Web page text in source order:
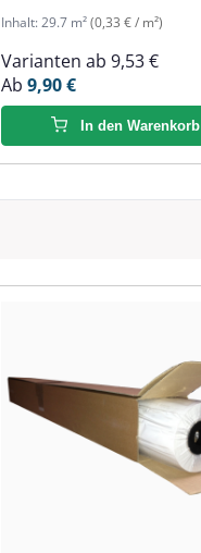
Inhalt: 29.7 m²(0,33 € / m²)
Varianten ab 9,53 €
Ab 9,90 €
In den Warenkorb